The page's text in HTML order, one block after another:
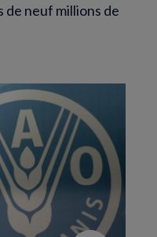
neuf millions de